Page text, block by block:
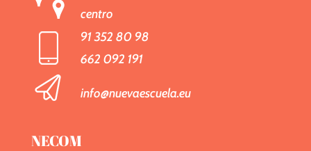
centro
91 352 80 98
662 092 191
info@nuevaescuela.eu
NECOM